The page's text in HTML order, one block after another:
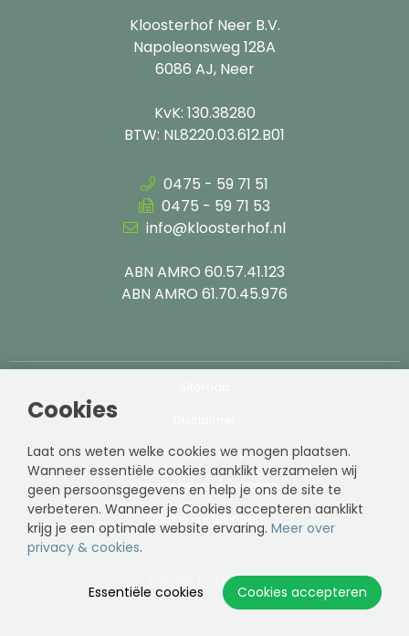
Cookies
Laat ons weten welke cookies we mogen plaatsen.
Wanneer essentiële cookies aanklikt verzamelen wij
geen persoonsgegevens en help je ons de site te
verbeteren. Wanneer je Cookies accepteren aanklikt
krijg je een optimale website ervaring. Meer over
privacy & cookies.
Cookies accepteren
Essentiële cookies
Kloosterhof Neer B.V.
Napoleonsweg 128A
6086 AJ, Neer
KvK: 130.38280
BTW: NL8220.03.612.B01
0475 - 59 71 51
0475 - 59 71 53
info@kloosterhof.nl
ABN AMRO 60.57.41.123
ABN AMRO 61.70.45.976
Privacy Policy
Algemene voorwaarden
Cookie-instellingen